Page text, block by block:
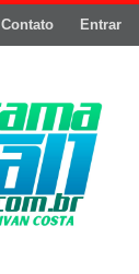
Contato Entrar